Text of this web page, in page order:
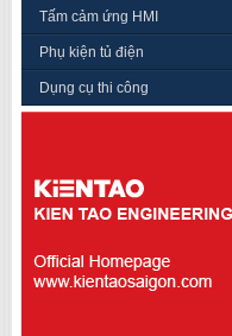
Tấm cảm ứng HMI
Phụ kiện tủ điện
Dụng cụ thi công